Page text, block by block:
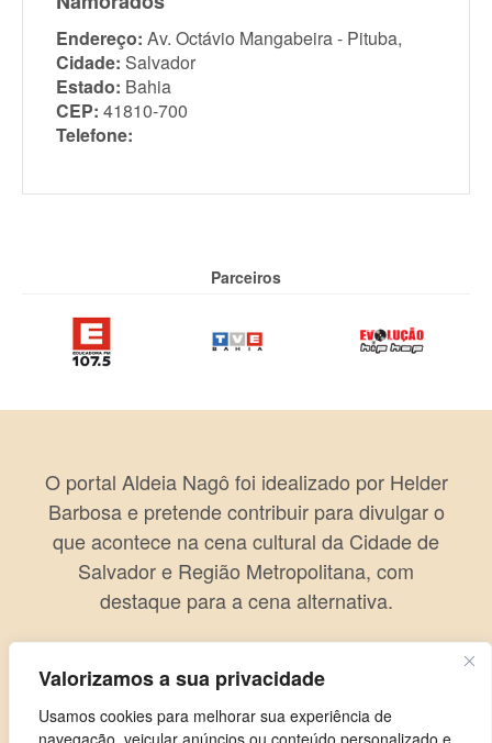
Valorizamos a sua privacidade
Usamos cookies para melhorar sua experiência de
navegação, veicular anúncios ou conteúdo personalizado e
Endereço: Av. Octávio Mangabeira - Pituba,
Cidade: Salvador
Estado: Bahia
CEP: 41810-700
Telefone:
Parceiros
O portal Aldeia Nagô foi idealizado por Helder
Barbosa e pretende contribuir para divulgar o
que acontece na cena cultural da Cidade de
Salvador e Região Metropolitana, com
destaque para a cena alternativa.